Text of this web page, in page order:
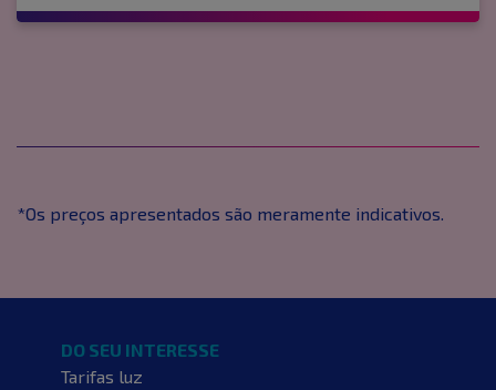
*Os preços apresentados são meramente indicativos.
DO SEU INTERESSE
Tarifas luz